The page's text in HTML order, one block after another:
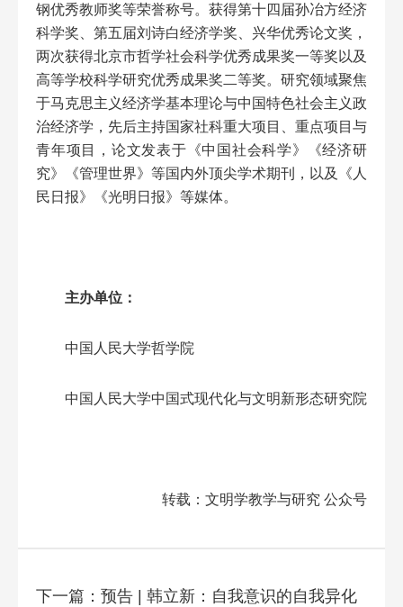
钢优秀教师奖等荣誉称号。获得第十四届孙冶方经济
科学奖、第五届刘诗白经济学奖、兴华优秀论文奖，
两次获得北京市哲学社会科学优秀成果奖一等奖以及
高等学校科学研究优秀成果奖二等奖。研究领域聚焦
于马克思主义经济学基本理论与中国特色社会主义政
治经济学，先后主持国家社科重大项目、重点项目与
青年项目，论文发表于《中国社会科学》《经济研
究》《管理世界》等国内外顶尖学术期刊，以及《人
民日报》《光明日报》等媒体。
主办单位：
中国人民大学哲学院
中国人民大学中国式现代化与文明新形态研究院
转载：文明学教学与研究 公众号
下一篇：预告 | 韩立新：自我意识的自我异化